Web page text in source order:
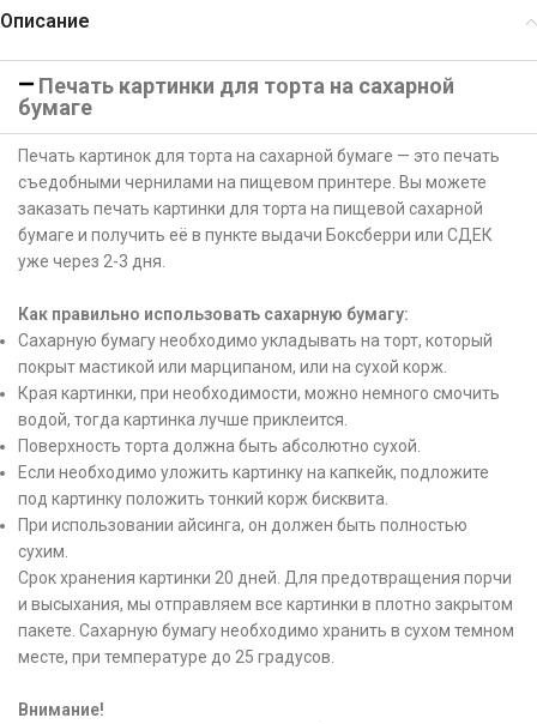
Описание
Печать картинки для торта на сахарной
бумаге
Печать картинок для торта на сахарной бумаге — это печать
съедобными чернилами на пищевом принтере. Вы можете
заказать печать картинки для торта на пищевой сахарной
бумаге и получить её в пункте выдачи Боксберри или СДЕК
уже через 2-3 дня.
Как правильно использовать сахарную бумагу:
Сахарную бумагу необходимо укладывать на торт, который
покрыт мастикой или марципаном, или на сухой корж.
Края картинки, при необходимости, можно немного смочить
водой, тогда картинка лучше приклеится.
Поверхность торта должна быть абсолютно сухой.
Если необходимо уложить картинку на капкейк, подложите
под картинку положить тонкий корж бисквита.
При использовании айсинга, он должен быть полностью
сухим.
Срок хранения картинки 20 дней. Для предотвращения порчи
и высыхания, мы отправляем все картинки в плотно закрытом
пакете. Сахарную бумагу необходимо хранить в сухом темном
месте, при температуре до 25 градусов.
Внимание!